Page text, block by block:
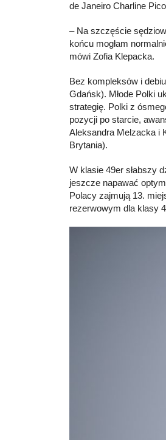
de Janeiro Charline
– Na szczęście
końcu mogłam
mówi Zofia Klepacka.
Bez kompleksów i
Gdańsk). Młode Polki
strategię. Polki z
pozycji po starcie,
Aleksandra Melzacka i
Brytania).
W klasie 49er słabszy
jeszcze napawać
Polacy zajmują 13.
rezerwowym dla klasy